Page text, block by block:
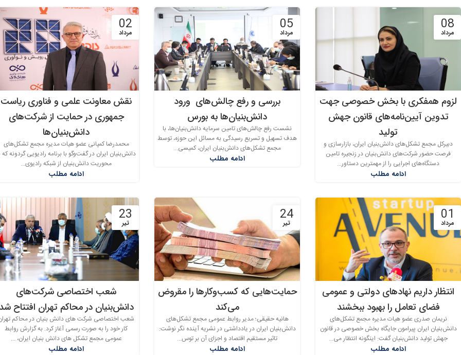
08
مرداد
لزوم همفکری با بخش خصوصی جهت
تدوین آیین‌نامه‌های قانون جهش
تولید
دبیرکل مجمع تشکل‌های دانش‌بنیان ایران، بازارسازی و
فرصت حضور شرکت‌های دانش‌بنیان در زنجیره تامین
دستگاه‌های اجرایی را از مهمترین دستاور...
ادامه مطلب
05
مرداد
بررسی و رفع چالش‌های ورود
دانش‌بنیان‌ها به بورس
نشست رفع چالش‌های تامین سرمایه دانش‌بنیان‌ها، با
هدف تسهیل و تسریع رسیدگی به مسائل این حوزه، توسط
مجمع تشکل‌های دانش‌بنیان ایران، کمیسی...
ادامه مطلب
02
مرداد
نقش معاونت علمی و فناوری ریاست
جمهوری در حمایت از شرکت‌های
دانش‌بنیان‌ها
محمدرضا کمپانی عضو هیات مدیره مجمع تشکل‌های
دانش‌بنیان ایران در گفت‌وگو با برنامه رادیویی گردونه که
محوریت دانش‌بنیان از شبکه رادیوی...
ادامه مطلب
01
مرداد
انتظار داریم نهادهای دولتی و عمومی
فضای تعامل را بهبود ببخشند
نریمان صدری عضو هیات مدیره مجمع تشکل‌های
دانش‌بنیان ایران پیرامون جایگاه بخش خصوصی در قانون
جهش تولید دانش‌بنیان گفت: اینگونه انتظار می...
ادامه مطلب
24
تیر
حمایت‌هایی که کسب‌وکارها را مقروض
می‌کند
هانیه حقیقی؛ مدیر روابط عمومی مجمع تشکل‌های
دانش‌بنیان ایران در یادداشتی در نشریه آینده نگر نوشت:
تاثیر مستقیم اقتصاد و اجزای آن بر توس...
ادامه مطلب
23
تیر
شعب اختصاصی شرکت‌های
دانش‌بنیان در محاکم تهران افتتاح
شعب اختصاصی شرکت های دانش بنیان در محاکم
کار خود را به صورت رسمی آغاز کرد. به گزارش روابط
عمومی مجمع تشکل های دانش بنیان ایران، ...
ادامه مطلب